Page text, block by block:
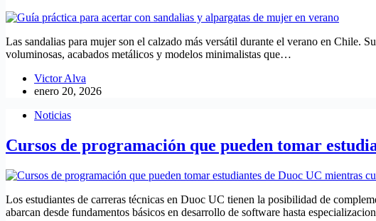
Las sandalias para mujer son el calzado más versátil durante el verano en Chile.
voluminosas, acabados metálicos y modelos minimalistas que…
Victor Alva
enero 20, 2026
Noticias
Cursos de programación que pueden tomar
Los estudiantes de carreras técnicas en Duoc UC tienen la posibilidad de
abarcan desde fundamentos básicos en desarrollo de software hasta